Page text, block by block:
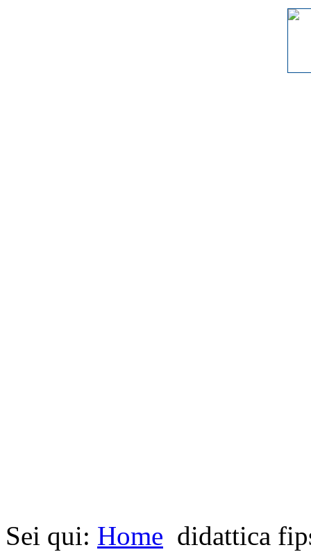
Sei qui: Home didattica